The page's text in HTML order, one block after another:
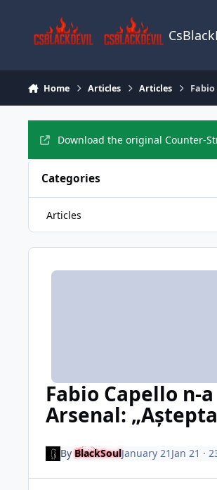
Home Articles Articles
Download the original Counter-
Categories
Articles
Fabio Capello
Arsenal:
ByBlackSoulJanuary 21 Jan 21 ·